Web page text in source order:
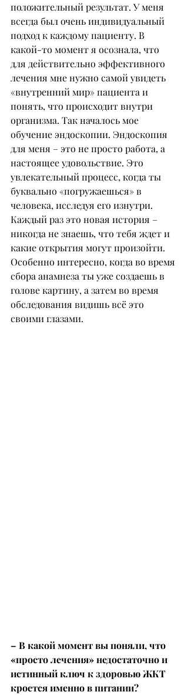
положительный результат. У меня
всегда был очень индивидуальный
подход к каждому пациенту. В
какой-то момент я осознала, что
для действительно эффективного
лечения мне нужно самой увидеть
«внутренний мир» пациента и
понять, что происходит внутри
организма. Так началось мое
обучение эндоскопии. Эндоскопия
для меня – это не просто работа, а
настоящее удовольствие. Это
увлекательный процесс, когда ты
буквально «погружаешься» в
человека, исследуя его изнутри.
Каждый раз это новая история –
никогда не знаешь, что тебя ждет и
какие открытия могут произойти.
Особенно интересно, когда во время
сбора анамнеза ты уже создаешь в
голове картину, а затем во время
обследования видишь всё это
своими глазами.
– В какой момент вы поняли, что
«просто лечения» недостаточно и
истинный ключ к здоровью ЖКТ
кроется именно в питании?